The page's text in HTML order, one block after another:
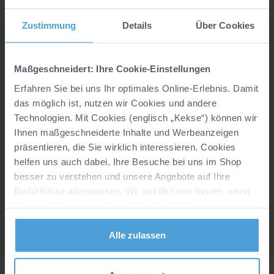
Zustimmung Details Über Cookies
Maßgeschneidert: Ihre Cookie-Einstellungen
Erfahren Sie bei uns Ihr optimales Online-Erlebnis. Damit
das möglich ist, nutzen wir Cookies und andere
Technologien. Mit Cookies (englisch „Kekse“) können wir
Ihnen maßgeschneiderte Inhalte und Werbeanzeigen
präsentieren, die Sie wirklich interessieren. Cookies
helfen uns auch dabei, Ihre Besuche bei uns im Shop
besser zu verstehen und unsere Angebote auf Ihre
Bedürfnisse anzupassen. Wir würden uns freuen, wenn
empfohlenen Voreinstellungen zu übernehmen, klicken
Sie auf „Alle zulassen“. Keine Sorge: Alle von diesen
Cookies erfassten Informationen sind anonym. Bei Klick
Alle zulassen
Material:55% Baumwolle/45% Polyester
Industriewäsche geeignet nach EN ISO 15797:
Materialgewicht (g/m²):115
Passform:regular Fit
Produktmerkmale